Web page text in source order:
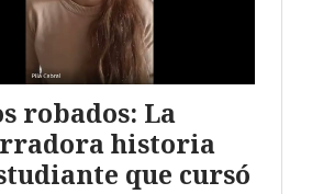
robados: La
historia
que cursó